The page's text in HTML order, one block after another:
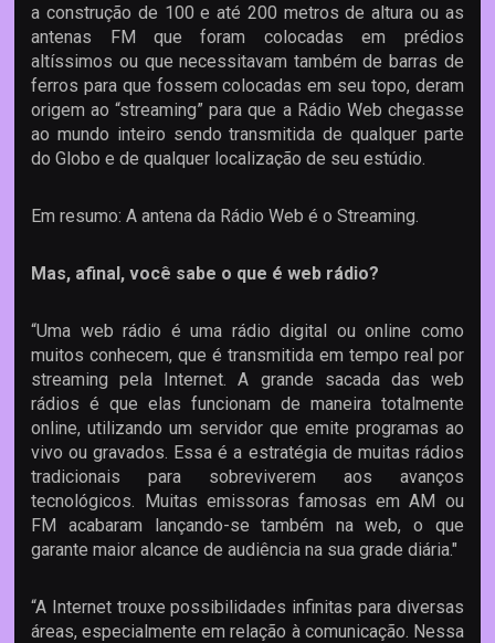
a construção de 100 e até 200 metros de altura ou as
antenas FM que foram colocadas em prédios
altíssimos ou que necessitavam também de barras de
ferros para que fossem colocadas em seu topo, deram
origem ao “streaming” para que a Rádio Web chegasse
ao mundo inteiro sendo transmitida de qualquer parte
do Globo e de qualquer localização de seu estúdio.
Em resumo: A antena da Rádio Web é o Streaming.
Mas, afinal, você sabe o que é web rádio?
“Uma web rádio é uma rádio digital ou online como
muitos conhecem, que é transmitida em tempo real por
streaming pela Internet. A grande sacada das web
rádios é que elas funcionam de maneira totalmente
online, utilizando um servidor que emite programas ao
vivo ou gravados. Essa é a estratégia de muitas rádios
tradicionais para sobreviverem aos avanços
tecnológicos. Muitas emissoras famosas em AM ou
FM acabaram lançando-se também na web, o que
garante maior alcance de audiência na sua grade diária."
“A Internet trouxe possibilidades infinitas para diversas
áreas, especialmente em relação à comunicação. Nessa